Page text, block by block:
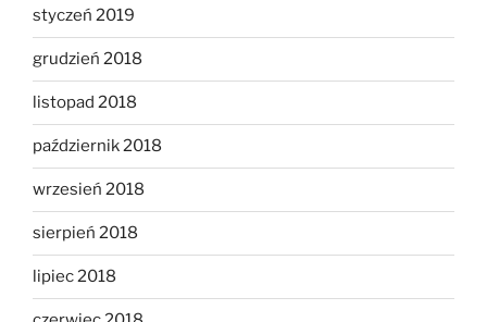
styczeń 2019
grudzień 2018
listopad 2018
październik 2018
wrzesień 2018
sierpień 2018
lipiec 2018